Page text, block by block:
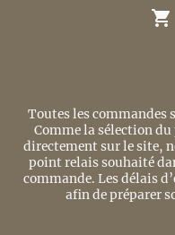
Toutes les commandes
Comme la sélection
directement sur le site,
point relais souhaité
commande. Les délais
afin de préparer